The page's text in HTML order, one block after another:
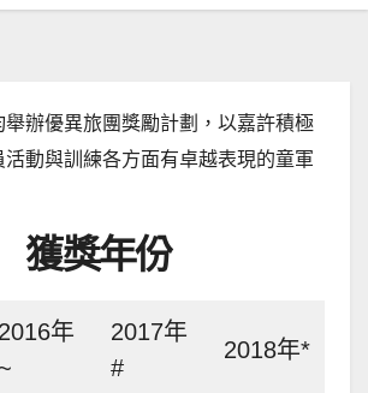
辦優異旅團獎勵計劃，以嘉許積極
動與訓練各方面有卓越表現的童軍
獲獎年份
2016年
~
2017年
#
2018年*